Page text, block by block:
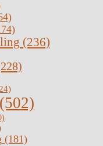
(236)
(502)
(181)